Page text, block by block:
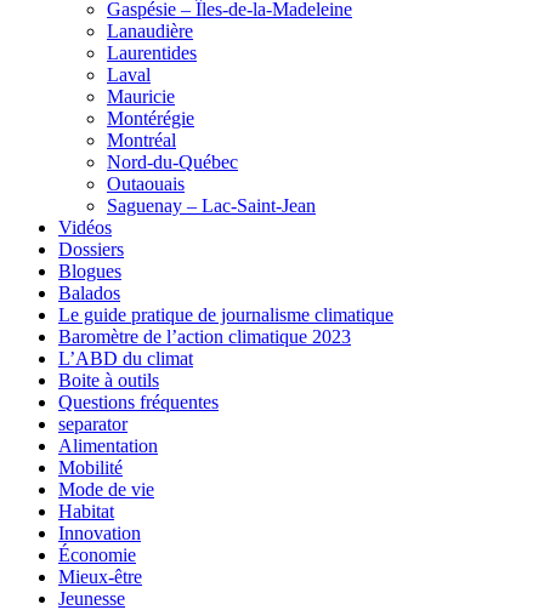
Gaspésie – Îles-de-la-Madeleine
Lanaudière
Laurentides
Laval
Mauricie
Montérégie
Montréal
Nord-du-Québec
Outaouais
Saguenay – Lac-Saint-Jean
Vidéos
Dossiers
Blogues
Balados
Le guide pratique de journalisme climatique
Baromètre de l’action climatique 2023
L’ABD du climat
Boite à outils
Questions fréquentes
separator
Alimentation
Mobilité
Mode de vie
Habitat
Innovation
Économie
Mieux-être
Jeunesse